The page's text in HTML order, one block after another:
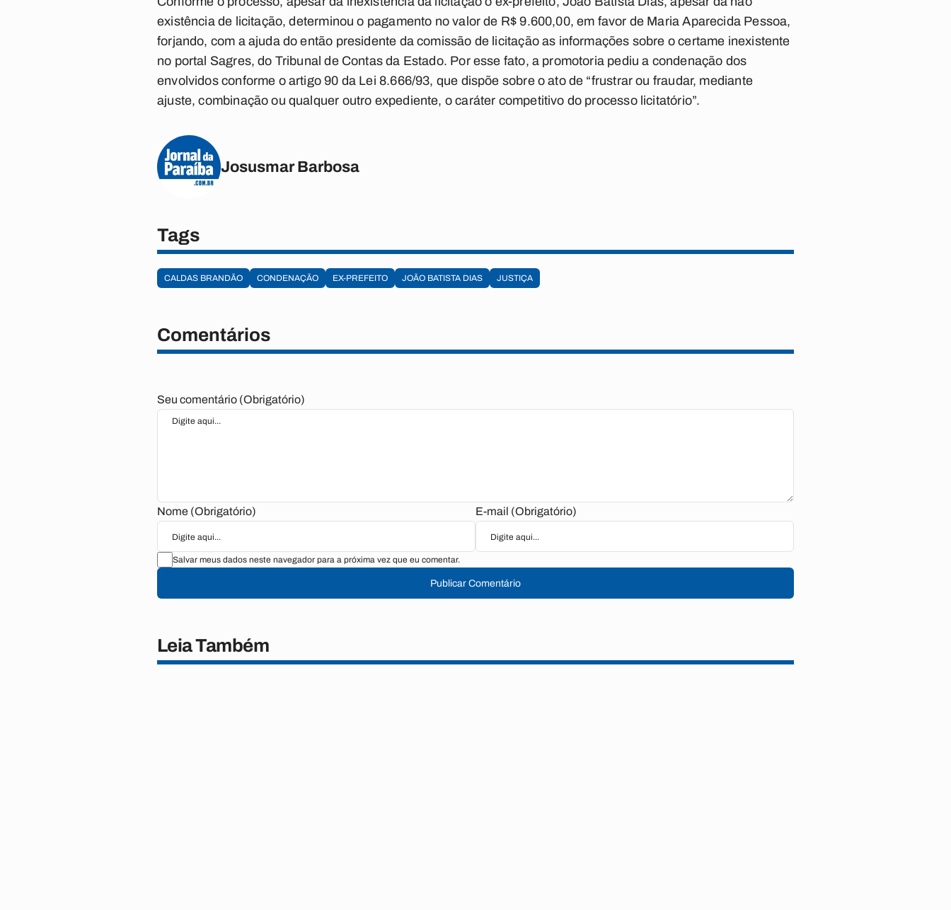
existência de licitação, determinou o pagamento no valor de R$ 9.600,00, em favor de Maria Aparecida Pessoa,
forjando, com a ajuda do então presidente da comissão de licitação as informações sobre o certame inexistente
no portal Sagres, do Tribunal de Contas da Estado. Por esse fato, a promotoria pediu a condenação dos
envolvidos conforme o artigo 90 da Lei 8.666/93, que dispõe sobre o ato de “frustrar ou fraudar, mediante
ajuste, combinação ou qualquer outro expediente, o caráter competitivo do processo licitatório”.
Josusmar Barbosa
Tags
CALDAS BRANDÃO CONDENAÇÃO EX-PREFEITO JOÃO BATISTA DIAS JUSTIÇA
Comentários
Seu comentário (Obrigatório)
Nome (Obrigatório) E-mail (Obrigatório)
Salvar meus dados neste navegador para a próxima vez que eu comentar.
Publicar Comentário
Leia Também